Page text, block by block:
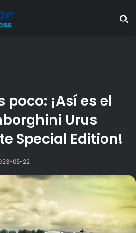
poco: ¡Así es el
Urus
Special Edition!
05-22